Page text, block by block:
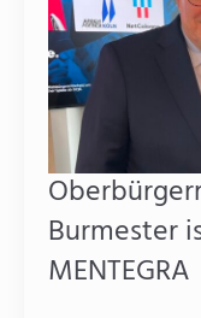
Burmester
MENTEGRA